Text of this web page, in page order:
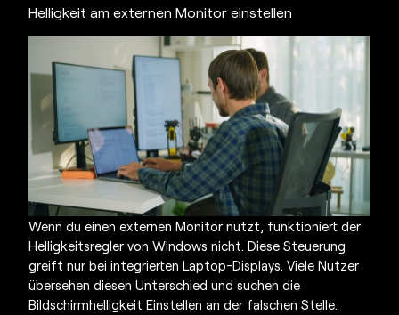
Helligkeit am externen Monitor einstellen
Wenn du einen externen Monitor nutzt, funktioniert der
Helligkeitsregler von Windows nicht. Diese Steuerung
greift nur bei integrierten Laptop-Displays. Viele Nutzer
übersehen diesen Unterschied und suchen die
Bildschirmhelligkeit Einstellen an der falschen Stelle.